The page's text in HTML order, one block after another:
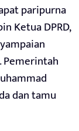
paripurna
Ketua DPRD,
Pemerintah
dan tamu